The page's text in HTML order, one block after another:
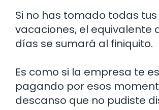
Si no has tomado todas tus
vacaciones, el equivalente
días se sumará al finiquito.
Es como si la empresa te
pagando por esos
descanso que no pudiste